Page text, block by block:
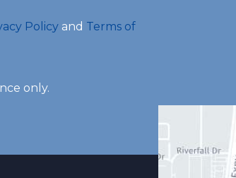
Policy and Terms of
only.